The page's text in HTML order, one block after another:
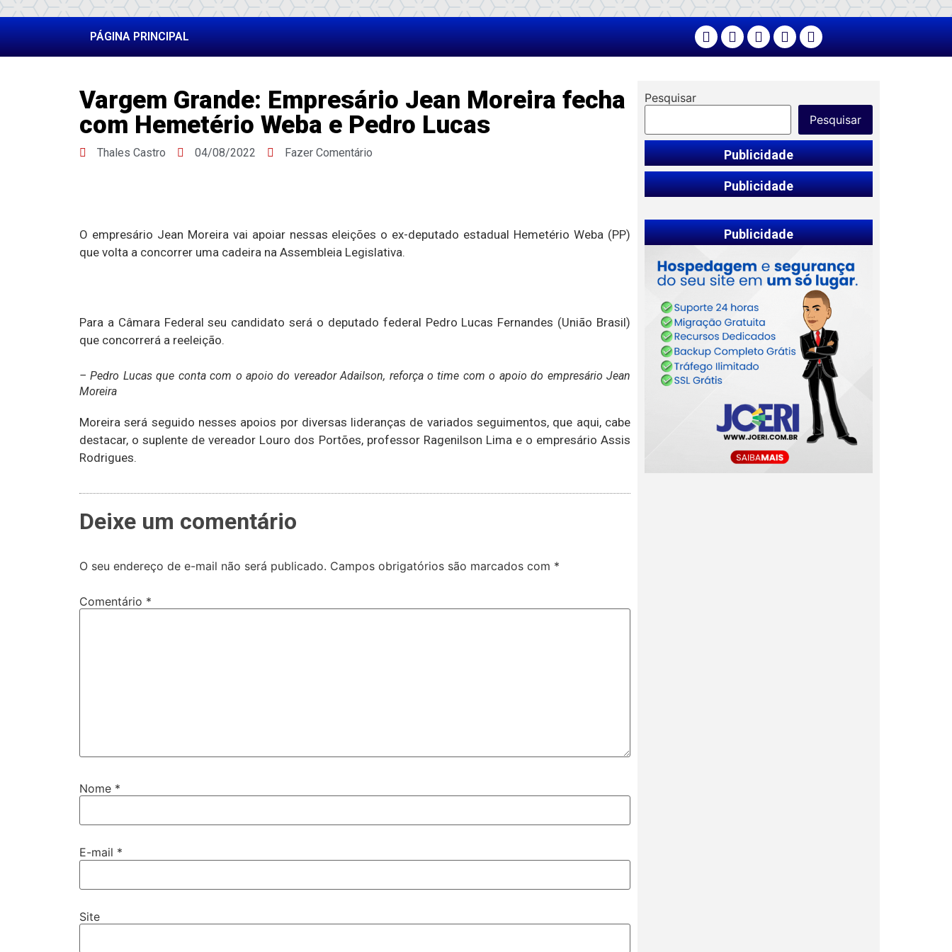
PÁGINA PRINCIPAL
Vargem Grande: Empresário Jean Moreira fecha
com Hemetério Weba e Pedro Lucas
Thales Castro 04/08/2022 Fazer Comentário
O empresário Jean Moreira vai apoiar nessas eleições o ex-deputado estadual Hemetério Weba (PP)
que volta a concorrer uma cadeira na Assembleia Legislativa.
Para a Câmara Federal seu candidato será o deputado federal Pedro Lucas Fernandes (União Brasil)
que concorrerá a reeleição.
– Pedro Lucas que conta com o apoio do vereador Adailson, reforça o time com o apoio do empresário Jean
Moreira
Moreira será seguido nesses apoios por diversas lideranças de variados seguimentos, que aqui, cabe
destacar, o suplente de vereador Louro dos Portões, professor Ragenilson Lima e o empresário Assis
Rodrigues.
Deixe um comentário
O seu endereço de e-mail não será publicado. Campos obrigatórios são marcados com *
Comentário *
Nome *
E-mail *
Site
Pesquisar
Pesquisar
Publicidade
Publicidade
Publicidade